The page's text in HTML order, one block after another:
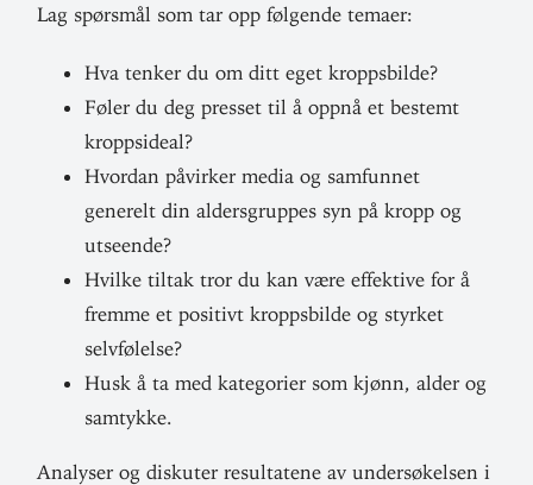
Lag spørsmål som tar opp føl­gende temaer:
Hva tenker du om ditt eget kroppsbilde?
Føler du deg presset til å oppnå et bestemt
kroppsideal?
Hvordan påvirker media og sam­funnet
generelt din alders­gruppes syn på kropp og
utseende?
Hvilke tiltak tror du kan være effektive for å
fremme et positivt kropps­bilde og styrket
selvfølelse?
Husk å ta med kate­gorier som kjønn, alder og
samtykke.
Ana­lyser og dis­kuter resul­tatene av under­sø­kelsen i